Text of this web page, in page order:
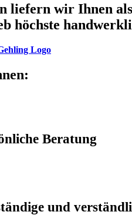
liefern wir Ihnen
höchste
Beratung
und